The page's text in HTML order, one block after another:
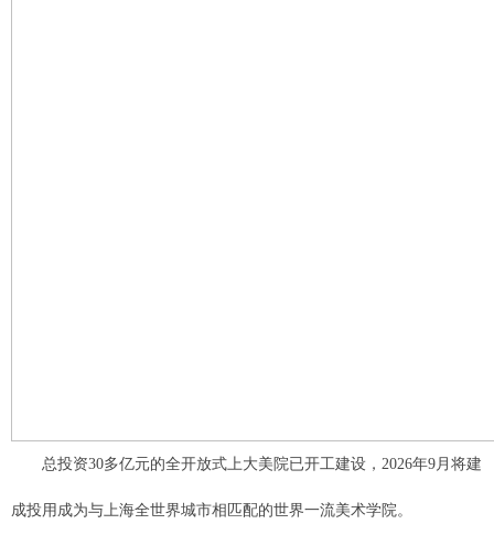
总投资30多亿元的全开放式上大美院已开工建设，2026年9月将建
成投用成为与上海全世界城市相匹配的世界一流美术学院。